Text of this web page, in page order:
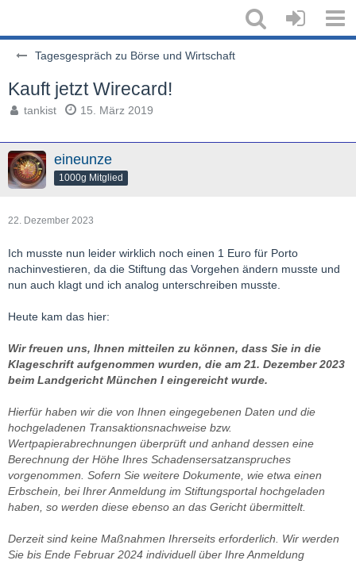
Tagesgespräch zu Börse und Wirtschaft
Kauft jetzt Wirecard!
tankist 15. März 2019
eineunze
1000g Mitglied
22. Dezember 2023
Ich musste nun leider wirklich noch einen 1 Euro für Porto
nachinvestieren, da die Stiftung das Vorgehen ändern musste und
nun auch klagt und ich analog unterschreiben musste.
Heute kam das hier:
Wir freuen uns, Ihnen mitteilen zu können, dass Sie in die
Klageschrift aufgenommen wurden, die am 21. Dezember 2023
beim Landgericht München I eingereicht wurde.
Hierfür haben wir die von Ihnen eingegebenen Daten und die
hochgeladenen Transaktionsnachweise bzw.
Wertpapierabrechnungen überprüft und anhand dessen eine
Berechnung der Höhe Ihres Schadensersatzanspruches
vorgenommen. Sofern Sie weitere Dokumente, wie etwa einen
Erbschein, bei Ihrer Anmeldung im Stiftungsportal hochgeladen
haben, so werden diese ebenso an das Gericht übermittelt.
Derzeit sind keine Maßnahmen Ihrerseits erforderlich. Wir werden
Sie bis Ende Februar 2024 individuell über Ihre Anmeldung